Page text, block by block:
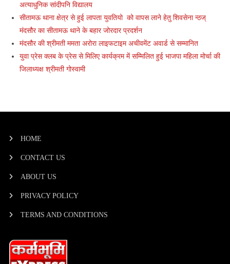
अत्याधुनिक सांदीपनि विद्यालय
सीतामऊ थाना क्षेत्र से हुई लापता युवतियो को वापस लाने हेतु शिवसेना न्ठज्
मंदसौर का सीतामऊ थाने के बहार जोरदार प्रदर्शन
मंदसौर की श्रीमती ममता अरोरा लाइफटाइम अचीवमेंट अवार्ड से सम्मानित
युवा प्रेस क्लब के प्रेस से मिलिए कार्यक्रम में सम्मिलित हुई भाजपा महिला मोर्चा की
जिलाध्यक्ष श्रीमती गोस्वामी
HOME
CONTACT US
ABOUT US
PRIVACY POLICY
TERMS AND CONDITIONS